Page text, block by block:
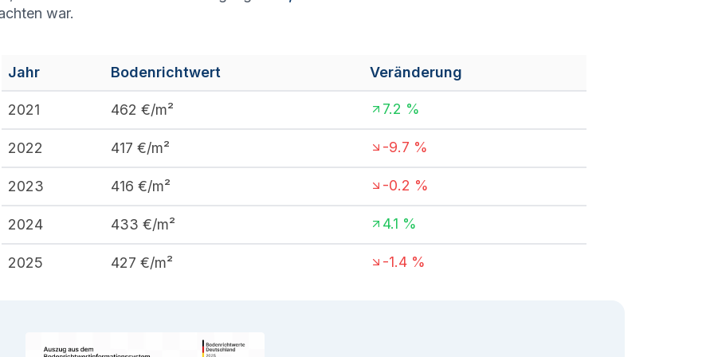
war.
Jahr Bodenrichtwert Veränderung
2021 462 €/m² 7.2 %
2022 417 €/m² -9.7 %
2023 416 €/m² -0.2 %
2024 433 €/m² 4.1 %
2025 427 €/m² -1.4 %